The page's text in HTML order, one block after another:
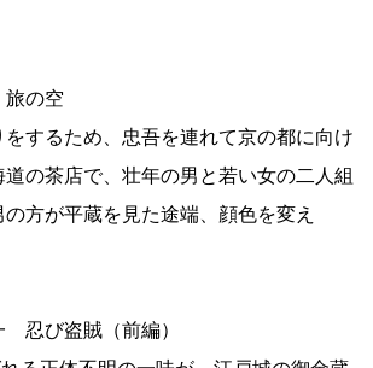
の空
するため、忠吾を連れて京の都に向け
の茶店で、壮年の男と若い女の二人組
方が平蔵を見た途端、顔色を変え
忍び盗賊（前編）